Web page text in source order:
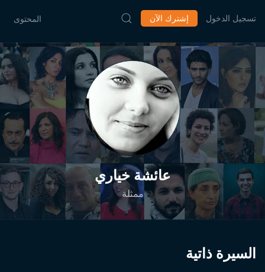
المحتوى إشترك الآن تسجيل الدخول
عائشة خياري
ممثلة
السيرة ذاتية